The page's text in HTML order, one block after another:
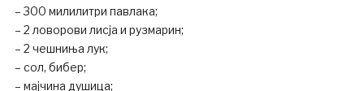
– 300 милилитри павлака;
– 2 ловорови лисја и рузмарин;
– 2 чешниња лук;
– сол, бибер;
– мајчина душица;